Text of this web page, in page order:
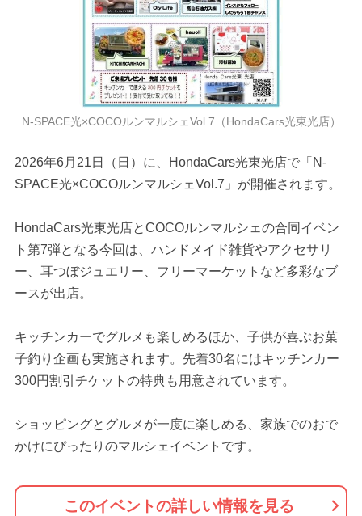
N-SPACE光×COCOルンマルシェVol.7（HondaCars光東光店）
2026年6月21日（日）に、HondaCars光東光店で「N-
SPACE光×COCOルンマルシェVol.7」が開催されます。
HondaCars光東光店とCOCOルンマルシェの合同イベン
ト第7弾となる今回は、ハンドメイド雑貨やアクセサリ
ー、耳つぼジュエリー、フリーマーケットなど多彩なブ
ースが出店。
キッチンカーでグルメも楽しめるほか、子供が喜ぶお菓
子釣り企画も実施されます。先着30名にはキッチンカー
300円割引チケットの特典も用意されています。
ショッピングとグルメが一度に楽しめる、家族でのおで
かけにぴったりのマルシェイベントです。
このイベントの詳しい情報を見る